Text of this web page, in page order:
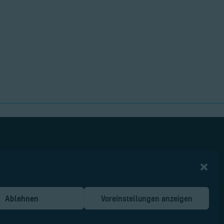
Ablehnen Voreinstellungen anzeigen